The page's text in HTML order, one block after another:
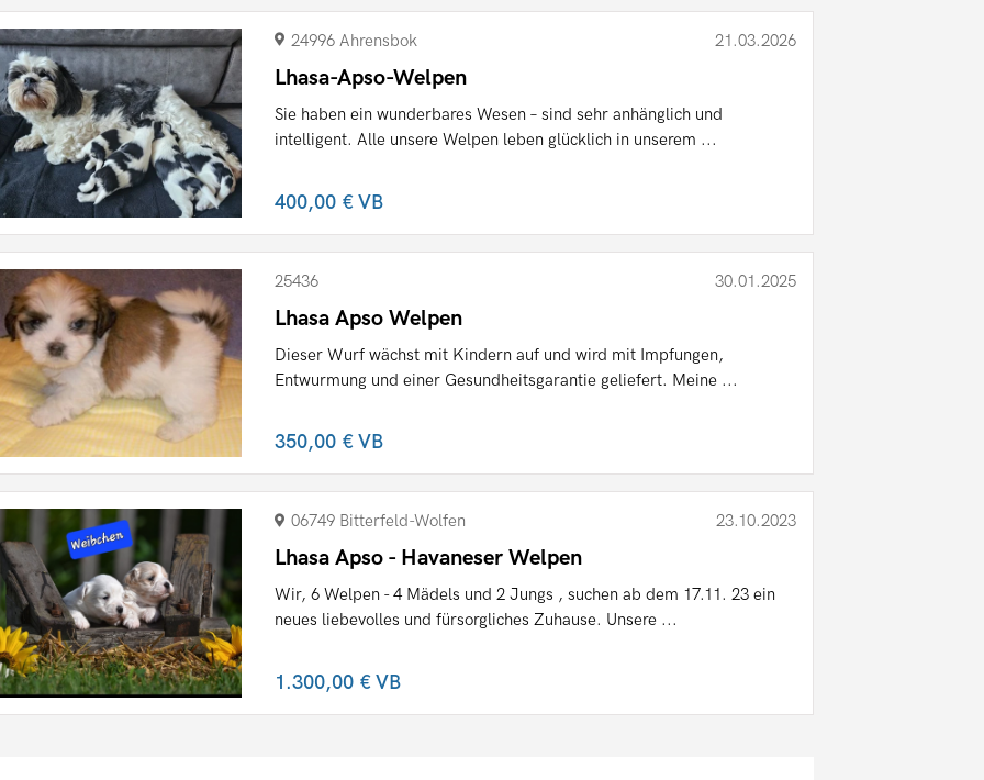
24996 Ahrensbok 21.03.2026
Lhasa-Apso-Welpen
Sie haben ein wunderbares Wesen – sind sehr anhänglich und
intelligent. Alle unsere Welpen leben glücklich in unserem ...
400,00 €VB
25436 30.01.2025
Lhasa Apso Welpen
Dieser Wurf wächst mit Kindern auf und wird mit Impfungen,
Entwurmung und einer Gesundheitsgarantie geliefert. Meine ...
350,00 €VB
06749 Bitterfeld-Wolfen 23.10.2023
Lhasa Apso - Havaneser Welpen
Wir, 6 Welpen - 4 Mädels und 2 Jungs , suchen ab dem 17.11. 23 ein
neues liebevolles und fürsorgliches Zuhause. Unsere ...
1.300,00 €VB